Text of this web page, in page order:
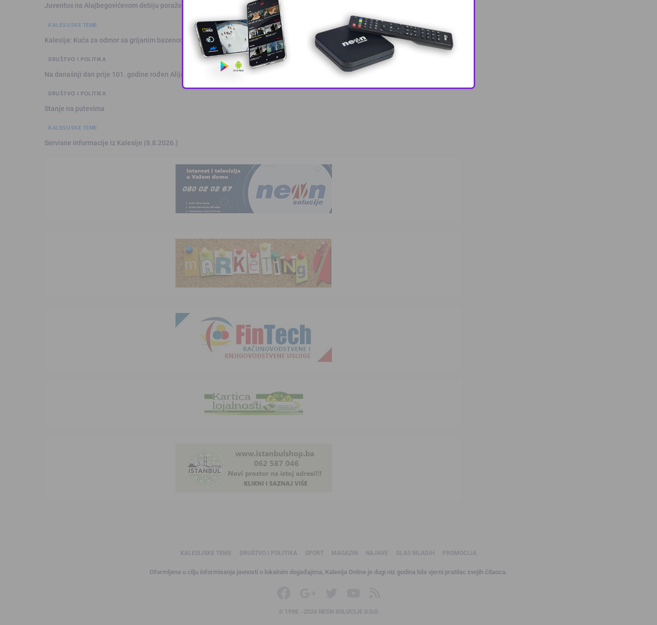
Juventus na Alajbegovićevom debiju poražen od Intera, Zmaj učestvov …
KALESIJSKE TEME
Kalesija: Kuća za odmor sa grijanim bazenom
DRUŠTVO I POLITIKA
Na današnji dan prije 101. godine rođen Alija Izetbegović, lider ko …
DRUŠTVO I POLITIKA
Stanje na putevima
KALESIJSKE TEME
Servisne informacije iz Kalesije (8.8.2026.)
KALESIJSKE TEME DRUŠTVO I POLITIKA SPORT MAGAZIN NAJAVE GLAS MLADIH PROMOCIJA
Oformljena u cilju informisanja javnosti o lokalnim događajima, Kalesija Online je dugi niz godina bila vjerni pratilac svojih čitaoca.
© 1998. -2026 NEON SOLUCIJE D.O.O.